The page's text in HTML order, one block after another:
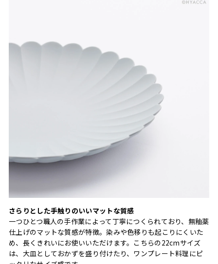
さらりとした手触りのいいマットな質感
一つひとつ職人の手作業によって丁寧につくられており、無釉薬
仕上げのマットな質感が特徴。染みや色移りも起こりにくいた
め、長くきれいにお使いいただけます。こちらの22cmサイズ
は、大皿としておかずを盛り付けたり、ワンプレート料理にピ